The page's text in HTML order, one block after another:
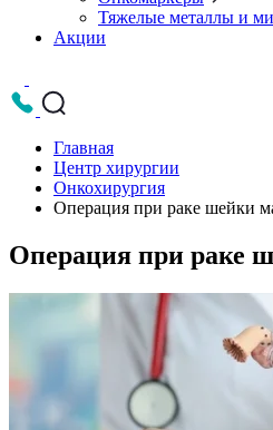
Тяжелые металлы и
Акции
Главная
Центр хирургии
Онкохирургия
Операция при раке шейки
Операция при раке